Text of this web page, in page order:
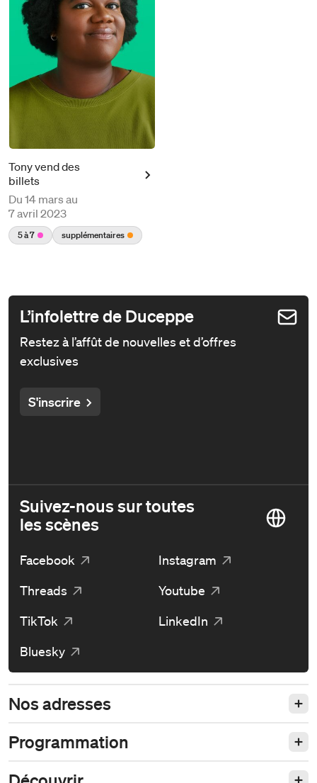
Tony vend des
billets
Du 14 mars au
7 avril 2023
5 à 7 supplémentaires
L’infolettre de Duceppe
Restez à l’affût de nouvelles et d’offres
exclusives
S'inscrire
Suivez-nous sur toutes
les scènes
Facebook
Instagram
Threads
Youtube
TikTok
LinkedIn
Bluesky
Nos adresses
Programmation